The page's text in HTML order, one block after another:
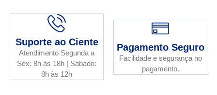
Suporte ao Ciente
Atendimento Segunda a
Sex: 8h às 18h | Sábado:
8h às 12h
Pagamento Seguro
Facilidade e segurança no
pagamento.